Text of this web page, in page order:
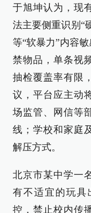
于旭坤认为，现
法主要侧重识别“
等“软暴力”内容
禁物品，单条视
抽检覆盖率有限
议，平台应主动
场监管、网信等
线；学校和家庭
解压方式。
北京市某中学一
有不适宜的玩具
控，禁止校内传